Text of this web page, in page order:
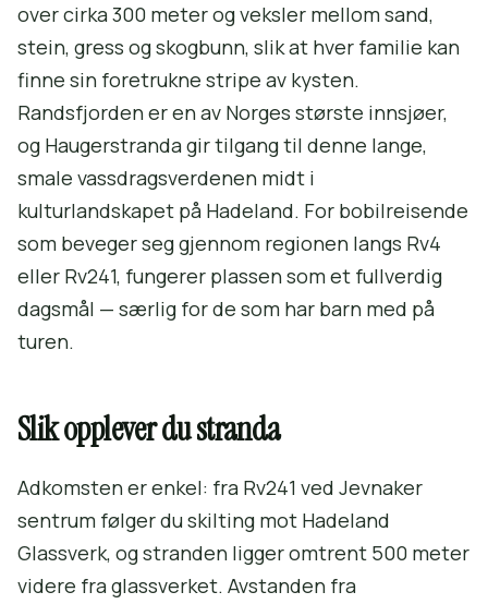
over cirka 300 meter og veksler mellom sand,
stein, gress og skogbunn, slik at hver familie kan
finne sin foretrukne stripe av kysten.
Randsfjorden er en av Norges største innsjøer,
og Haugerstranda gir tilgang til denne lange,
smale vassdragsverdenen midt i
kulturlandskapet på Hadeland. For bobilreisende
som beveger seg gjennom regionen langs Rv4
eller Rv241, fungerer plassen som et fullverdig
dagsmål — særlig for de som har barn med på
turen.
Slik opplever du stranda
Adkomsten er enkel: fra Rv241 ved Jevnaker
sentrum følger du skilting mot Hadeland
Glassverk, og stranden ligger omtrent 500 meter
videre fra glassverket. Avstanden fra